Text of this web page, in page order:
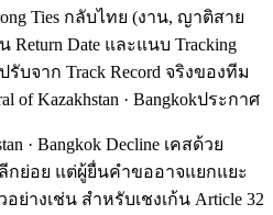
Ties กลับไทย (งาน, ญาติสาย
Date และแนบ Tracking
บจาก Track Record จริงของทีม
of Kazakhstan · Bangkokประกาศ
· Bangkok Decline เคสด้วย
ลีกย่อย แต่ผู้ยื่นคำขออาจแยกแยะ
ย่างเช่น สำหรับเชงเก้น Article 32